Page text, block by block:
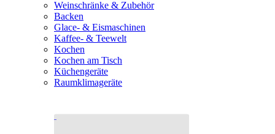
Weinschränke & Zubehör
Backen
Glace- & Eismaschinen
Kaffee- & Teewelt
Kochen
Kochen am Tisch
Küchengeräte
Raumklimageräte